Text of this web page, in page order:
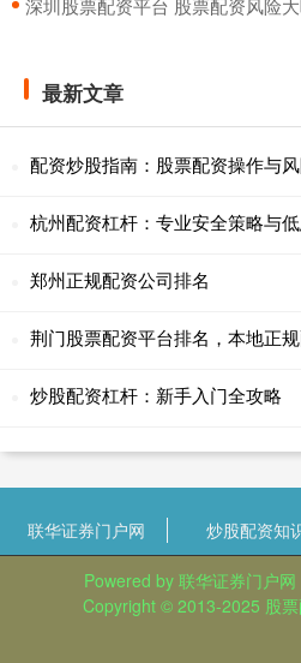
深圳股票配资平台 股票配资风险
最新文章
配资炒股指南：股票配资操作与
杭州配资杠杆：专业安全策略与
郑州正规配资公司排名
荆门股票配资平台排名，本地正
炒股配资杠杆：新手入门全攻略
联华证券门户网 炒股配资知
Powered by 联华证券门户网
Copyright © 2013-2025 股